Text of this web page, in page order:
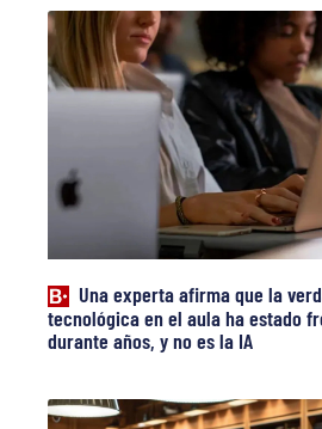
Una experta afirma que la
tecnológica en el aula ha estado
durante años, y no es la IA